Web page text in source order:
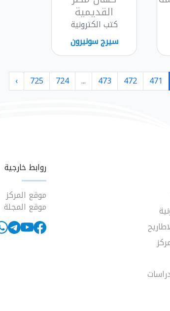
القديمية
كتب الكترونية
سيرج سونيرون
471
472
473
...
724
725
›
روابط خارجية
موقع المركز
موقع المجلة